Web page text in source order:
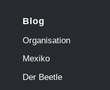
Blog
Organisation
Mexiko
Der Beetle